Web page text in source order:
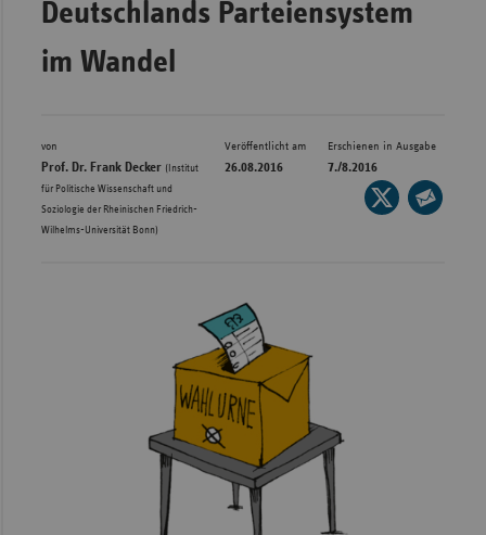
Hessen
Deutschlands Parteiensystem
im Wandel
von
Prof. Dr. Frank Decker (Institut
für Politische Wissenschaft und
Soziologie der Rheinischen Friedrich-
Wilhelms-Universität Bonn)
Veröffentlicht am
26.08.2016
Erschienen in Ausgabe
7./8.2016
Seite
auf